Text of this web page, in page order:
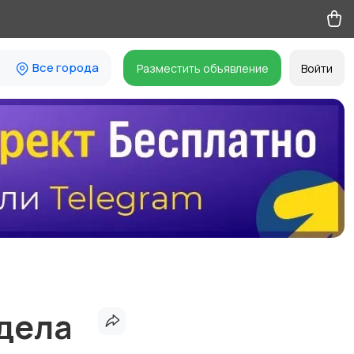
Все города Разместить объявление Войти